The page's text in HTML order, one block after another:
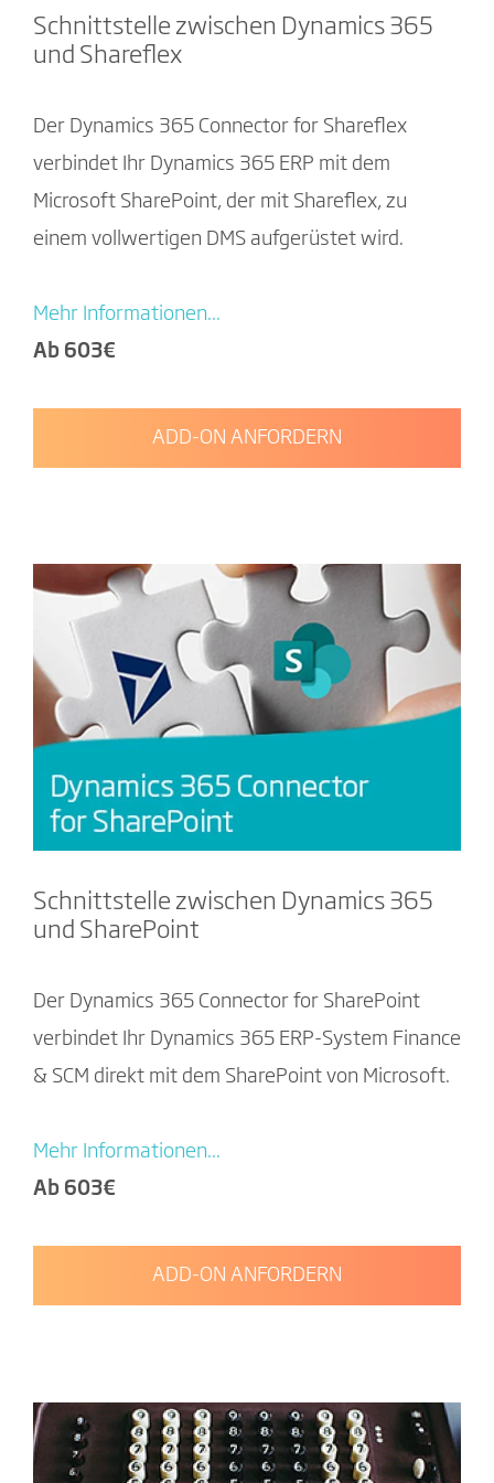
Schnittstelle zwischen Dynamics 365
und Shareflex
Der Dynamics 365 Connector for Shareflex
verbindet Ihr Dynamics 365 ERP mit dem
Microsoft SharePoint, der mit Shareflex, zu
einem vollwertigen DMS aufgerüstet wird.
Mehr Informationen...
Ab 603€
ADD-ON ANFORDERN
Schnittstelle zwischen Dynamics 365
und SharePoint
Der Dynamics 365 Connector for SharePoint
verbindet Ihr Dynamics 365 ERP-System Finance
& SCM direkt mit dem SharePoint von Microsoft.
Mehr Informationen...
Ab 603€
ADD-ON ANFORDERN